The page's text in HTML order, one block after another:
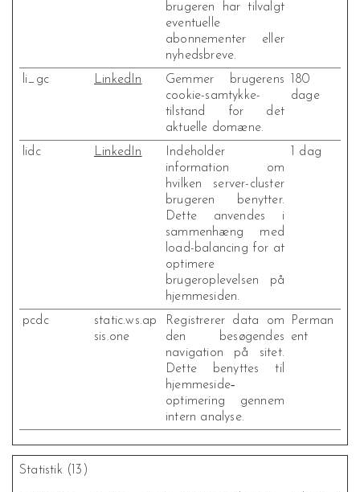
brugeren har tilvalgt
eventuelle
abonnementer eller
nyhedsbreve.
li_gc LinkedIn
Gemmer brugerens
cookie-samtykke-
tilstand for det
aktuelle domæne.
180
dage
lidc LinkedIn
Indeholder
information om
hvilken server-cluster
brugeren benytter.
Dette anvendes i
sammenhæng med
load-balancing for at
optimere
brugeroplevelsen på
hjemmesiden.
1 dag
pcdc
static.ws.ap
sis.one
Registrerer data om
den besøgendes
navigation på sitet.
Dette benyttes til
hjemmeside‐
optimering gennem
intern analyse.
Perman
ent
Statistik (13)